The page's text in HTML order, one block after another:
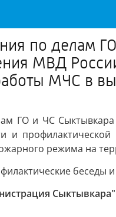
по делам
МВД
МЧС в
ГО и ЧС
и
режима на
беседы
Сыктывкара"